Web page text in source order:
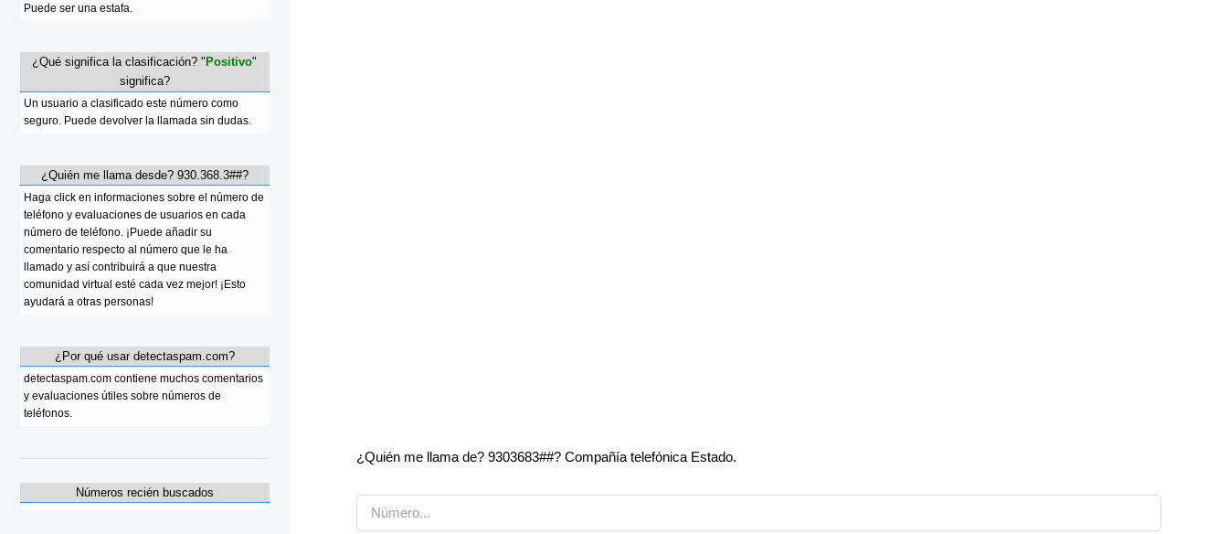
¿Quién me llama de? 9303683##? Compañía telefónica Estado.
Puede ser una estafa.
¿Qué significa la clasificación? " Positivo"
significa?
Un usuario a clasificado este número como
seguro. Puede devolver la llamada sin dudas.
¿Quién me llama desde? 930.368.3##?
Haga click en informaciones sobre el número de
teléfono y evaluaciones de usuarios en cada
número de teléfono. ¡Puede añadir su
comentario respecto al número que le ha
llamado y así contribuirá a que nuestra
comunidad virtual esté cada vez mejor! ¡Esto
ayudará a otras personas!
¿Por qué usar detectaspam.com?
detectaspam.com contiene muchos comentarios
y evaluaciones útiles sobre números de
teléfonos.
Números recién buscados